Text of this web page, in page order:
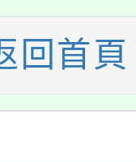
收入戶
情可洽有
及科技中
習
及科技
入校路
專業人
回首頁